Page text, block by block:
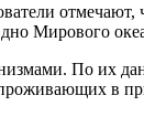
Мирового
По
в